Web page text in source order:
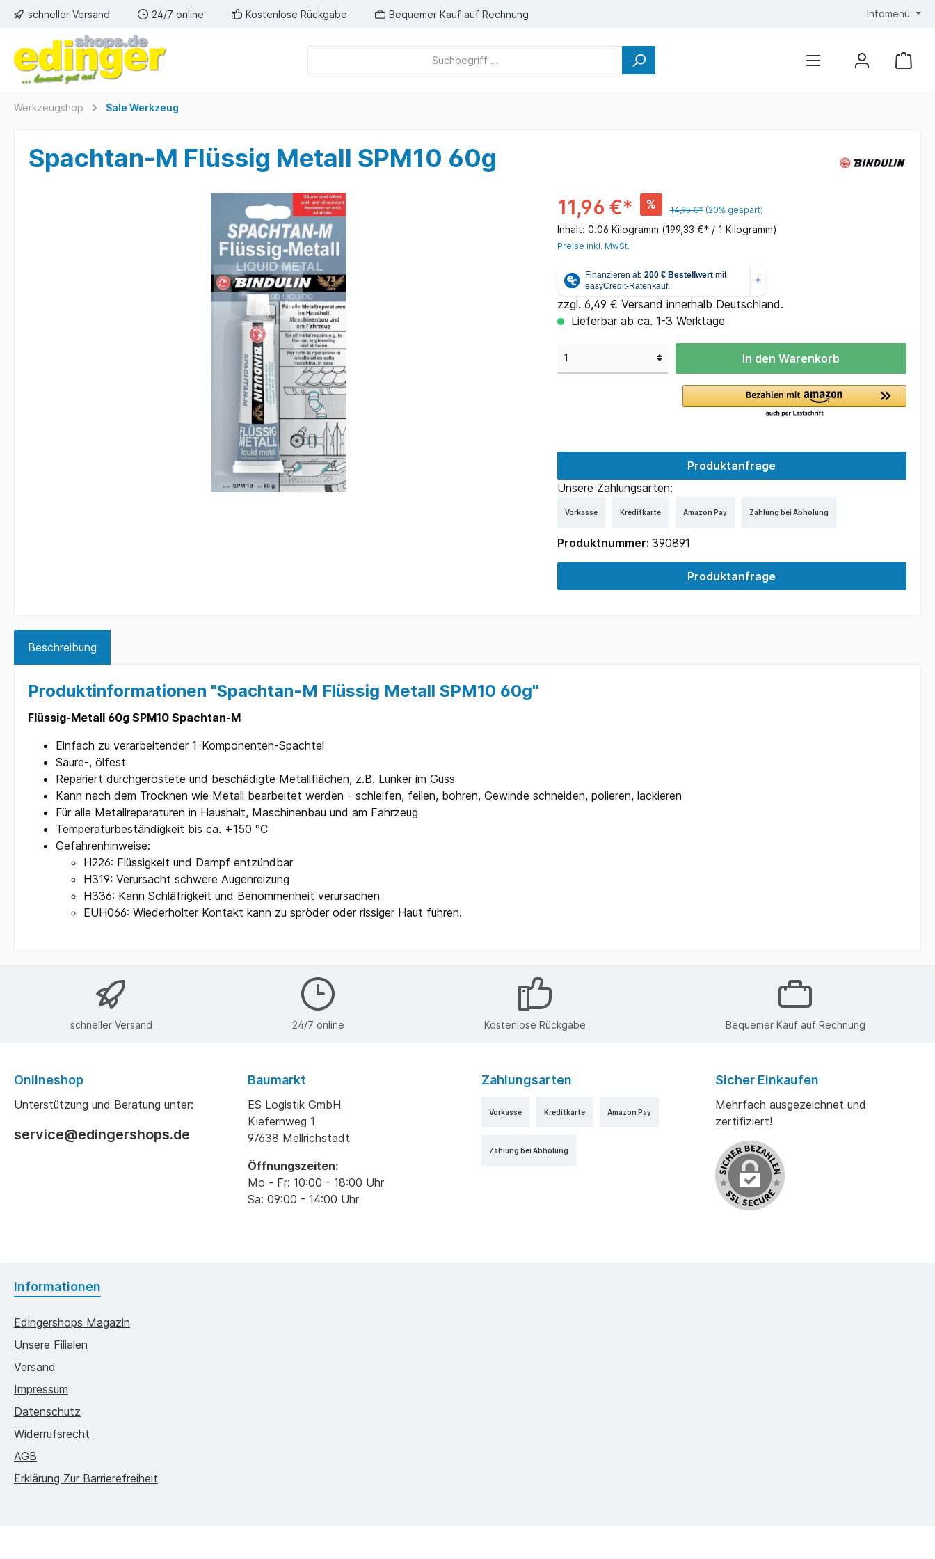
schneller Versand 24/7 online Kostenlose Rückgabe Bequemer Kauf auf Rechnung Infomenü
Werkzeugshop Sale Werkzeug
Spachtan-M Flüssig Metall SPM10 60g
11,96 €* % 14,95 €* (20% gespart)
Inhalt: 0.06 Kilogramm (199,33 €* / 1 Kilogramm)
Preise inkl. MwSt.
zzgl. 6,49 € Versand innerhalb Deutschland.
Lieferbar ab ca. 1-3 Werktage
In den Warenkorb
Produktanfrage
Unsere Zahlungsarten:
Vorkasse Kreditkarte Amazon Pay Zahlung bei Abholung
Produktnummer: 390891
Produktanfrage
Beschreibung
Produktinformationen "Spachtan-M Flüssig Metall SPM10 60g"
Flüssig-Metall 60g SPM10 Spachtan-M
Einfach zu verarbeitender 1-Komponenten-Spachtel
Säure-, ölfest
Repariert durchgerostete und beschädigte Metallflächen, z.B. Lunker im Guss
Kann nach dem Trocknen wie Metall bearbeitet werden - schleifen, feilen, bohren, Gewinde schneiden, polieren, lackieren
Für alle Metallreparaturen in Haushalt, Maschinenbau und am Fahrzeug
Temperaturbeständigkeit bis ca. +150 °C
Gefahrenhinweise:
H226: Flüssigkeit und Dampf entzündbar
H319: Verursacht schwere Augenreizung
H336: Kann Schläfrigkeit und Benommenheit verursachen
EUH066: Wiederholter Kontakt kann zu spröder oder rissiger Haut führen.
schneller Versand 24/7 online Kostenlose Rückgabe Bequemer Kauf auf Rechnung
Onlineshop
Unterstützung und Beratung unter:
service@edingershops.de
Baumarkt
ES Logistik GmbH
Kiefernweg 1
97638 Mellrichstadt
Öffnungszeiten:
Mo - Fr: 10:00 - 18:00 Uhr
Sa: 09:00 - 14:00 Uhr
Zahlungsarten
Vorkasse Kreditkarte Amazon Pay
Zahlung bei Abholung
Sicher Einkaufen
Mehrfach ausgezeichnet und
zertifiziert!
Informationen
Edingershops Magazin
Unsere Filialen
Versand
Impressum
Datenschutz
Widerrufsrecht
AGB
Erklärung Zur Barrierefreiheit